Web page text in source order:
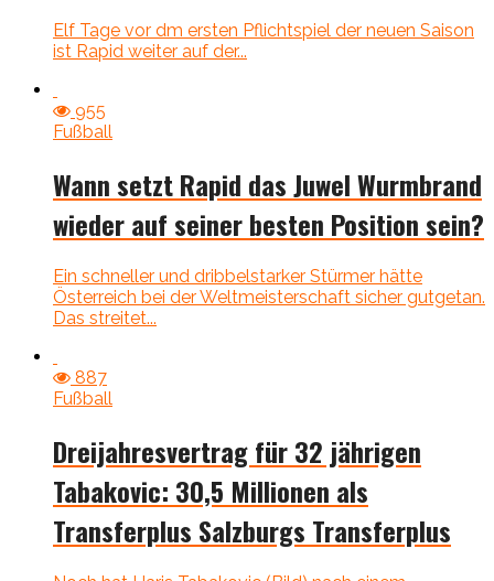
Elf Tage vor dm ersten Pflichtspiel der neuen Saison
ist Rapid weiter auf der...
955
Fußball
Wann setzt Rapid das Juwel Wurmbrand
wieder auf seiner besten Position sein?
Ein schneller und dribbelstarker Stürmer hätte
Österreich bei der Weltmeisterschaft sicher gutgetan.
Das streitet...
887
Fußball
Dreijahresvertrag für 32 jährigen
Tabakovic: 30,5 Millionen als
Transferplus Salzburgs Transferplus